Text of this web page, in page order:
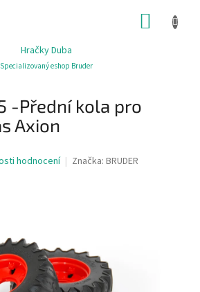
Hračky Duba
Specializovaný eshop Bruder
-Přední kola pro
Axion
hodnocení Značka: BRUDER